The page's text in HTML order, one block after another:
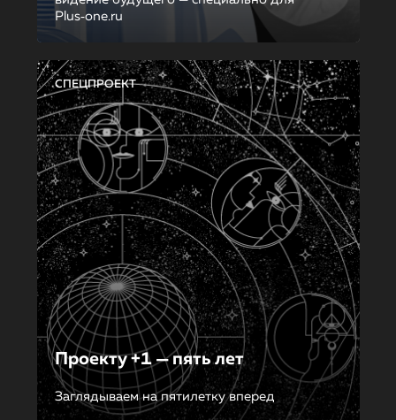
Plus‑one.ru
СПЕЦПРОЕКТ
Проекту +1 — пять лет
Заглядываем на пятилетку вперед